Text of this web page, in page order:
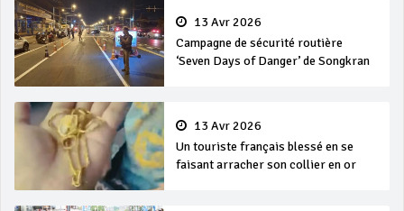
13 Avr 2026
Campagne de sécurité routière
‘Seven Days of Danger’ de Songkran
13 Avr 2026
Un touriste français blessé en se
faisant arracher son collier en or